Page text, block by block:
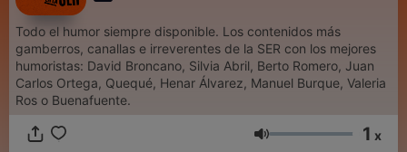
Todo el humor siempre disponible. Los contenidos más
gamberros, canallas e irreverentes de la SER con los mejores
humoristas: David Broncano, Silvia Abril, Berto Romero, Juan
Carlos Ortega, Quequé, Henar Álvarez, Manuel Burque, Valeria
Ros o Buenafuente.
Volumen 1 x